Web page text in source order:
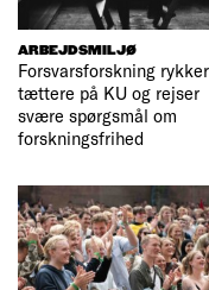
ARBEJDSMILJØ
Forsvarsforskning rykker
tættere på KU og rejser
svære spørgsmål om
forskningsfrihed